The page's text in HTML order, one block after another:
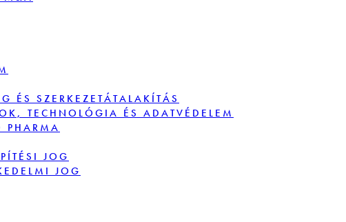
ÉS SZERKEZETÁTALAKÍTÁS
TECHNOLÓGIA ÉS ADATVÉDELEM
PHARMA
JOG
JOG